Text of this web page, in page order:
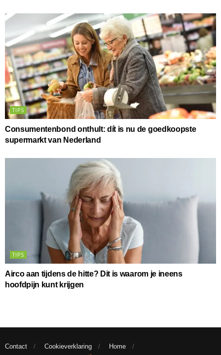
TIPS
Consumentenbond onthult: dít is nu de goedkoopste
supermarkt van Nederland
TIPS
Airco aan tijdens de hitte? Dit is waarom je ineens
hoofdpijn kunt krijgen
Contact Cookieverklaring
Home